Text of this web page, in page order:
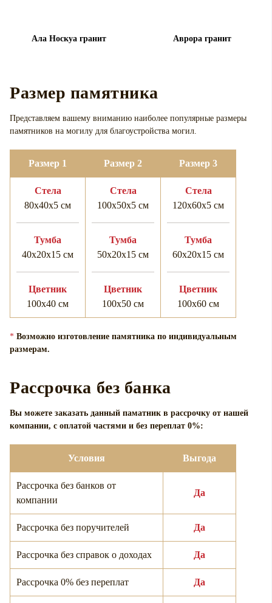
Ала Носкуа гранит Аврора гранит
Размер памятника
Представляем вашему вниманию наиболее популярные размеры
памятников на могилу для благоустройства могил.
Размер 1 Размер 2 Размер 3
Cтела
80х40х5 см
Тумба
40х20х15 см
Цветник
100х40 см
Cтела
100х50х5 см
Тумба
50х20х15 см
Цветник
100х50 см
Cтела
120х60х5 см
Тумба
60х20х15 см
Цветник
100х60 см
* Возможно изготовление памятника по индивидуальным
размерам.
Рассрочка без банка
Вы можете заказать данный паматник в рассрочку от нашей
компании, с оплатой частями и без переплат 0%:
Условия Выгода
Рассрочка без банков от
компании
Да
Рассрочка без поручителей Да
Рассрочка без справок о доходах Да
Рассрочка 0% без переплат Да